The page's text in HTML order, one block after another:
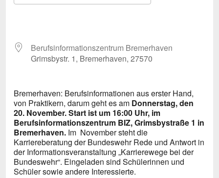
Berufsinformationszentrum Bremerhaven
Grimsbystr. 1, Bremerhaven, 27570
Bremerhaven: Berufsinformationen aus erster Hand,
von Praktikern, darum geht es am Donnerstag, den
20. November. Start ist um 16:00 Uhr, im
Berufsinformationszentrum BIZ, Grimsbystraße 1 in
Bremerhaven. Im November steht die
Karriereberatung der Bundeswehr Rede und Antwort in
der Informationsveranstaltung „Karrierewege bei der
Bundeswehr“. Eingeladen sind Schülerinnen und
Schüler sowie andere Interessierte.